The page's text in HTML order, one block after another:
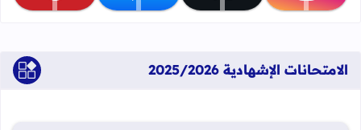
الامتحانات الإشهادية 2025/2026